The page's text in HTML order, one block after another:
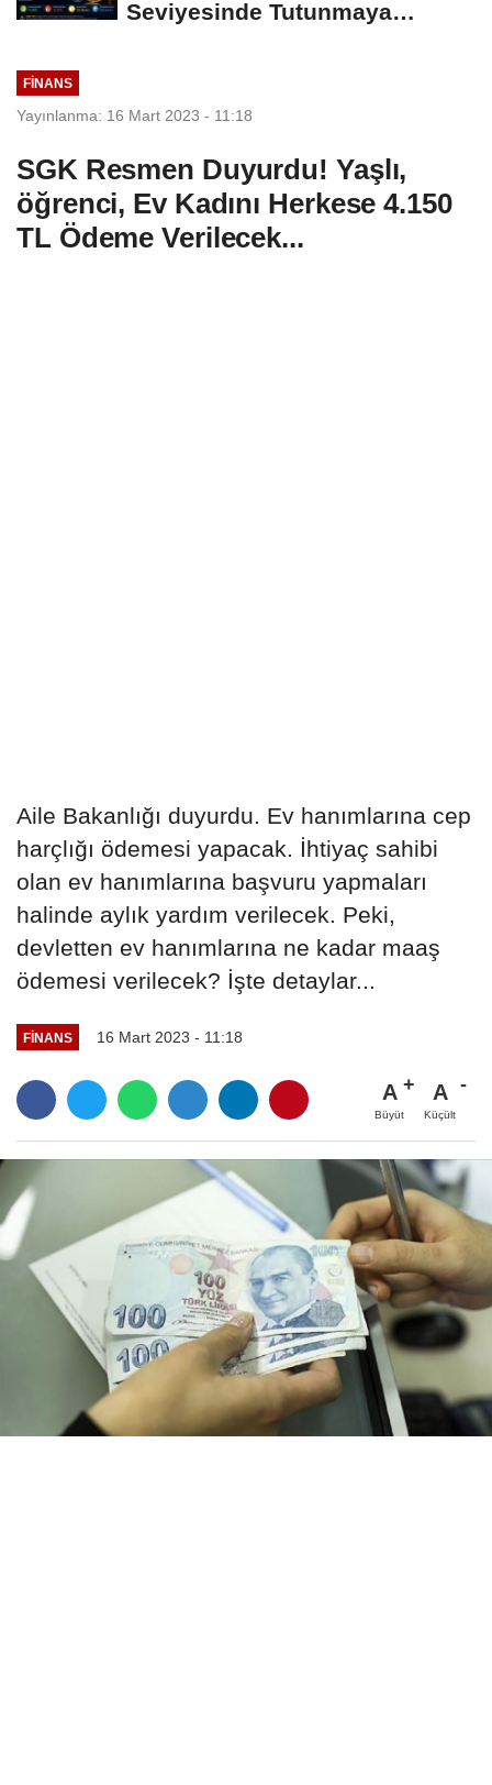
Seviyesinde Tutunmaya
FINANS
Yayınlanma: 16 Mart 2023 - 11:18
SGK Resmen Duyurdu! Yaşlı,
öğrenci, Ev Kadını Herkese 4.150
TL Ödeme Verilecek...
Aile Bakanlığı duyurdu. Ev hanımlarına cep
harçlığı ödemesi yapacak. İhtiyaç sahibi
olan ev hanımlarına başvuru yapmaları
halinde aylık yardım verilecek. Peki,
devletten ev hanımlarına ne kadar maaş
ödemesi verilecek? İşte detaylar...
FINANS 16 Mart 2023 - 11:18
A
Büyüt
A
Küçült